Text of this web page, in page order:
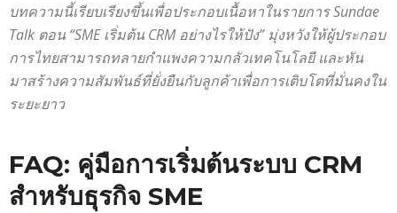
บทความนี้เรียบเรียงขึ้นเพื่อประกอบเนื้อหาในรายการ Sundae
Talk ตอน “SME เริ่มต้น CRM อย่างไรให้ปัง” มุ่งหวังให้ผู้ประกอบ
การไทยสามารถทลายกำแพงความกลัวเทคโนโลยี และหัน
มาสร้างความสัมพันธ์ที่ยั่งยืนกับลูกค้าเพื่อการเติบโตที่มั่นคงใน
ระยะยาว
FAQ: คู่มือการเริ่มต้นระบบ CRM
สำหรับธุรกิจ SME